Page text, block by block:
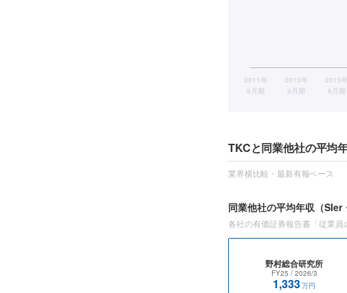
TKCと同業他社の平均
業界横比較・最新有報ベース
同業他社の平均年収 （
各社の有価証券報告書「従業
野村総合研究所
FY25 / 2026/3
1,333万円